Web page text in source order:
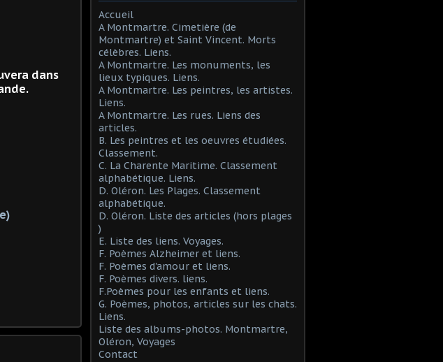
dans
Accueil
A Montmartre. Cimetière (de
Montmartre) et Saint Vincent. Morts
célèbres. Liens.
A Montmartre. Les monuments, les
lieux typiques. Liens.
A Montmartre. Les peintres, les artistes.
Liens.
A Montmartre. Les rues. Liens des
articles.
B. Les peintres et les oeuvres étudiées.
Classement.
C. La Charente Maritime. Classement
alphabétique. Liens.
D. Oléron. Les Plages. Classement
alphabétique.
D. Oléron. Liste des articles (hors plages
)
E. Liste des liens. Voyages.
F. Poèmes Alzheimer et liens.
F. Poèmes d'amour et liens.
F. Poèmes divers. liens.
F.Poèmes pour les enfants et liens.
G. Poèmes, photos, articles sur les chats.
Liens.
Liste des albums-photos. Montmartre,
Oléron, Voyages
Contact